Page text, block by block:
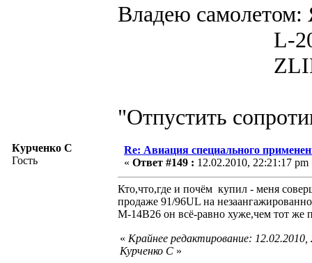
Владею
L-200D
ZLIN 526
"Отпустить
Курченко С
Гость
Re: Авиация специального
« Ответ #149 : 12.02.2010, 22:21:17 pm
Кто,что,где и почём купил - меня
продаже 91/96UL на
М-14В26 он всё-равно хуже,чем тот же
« Крайнее редактирование:
Курченко С »